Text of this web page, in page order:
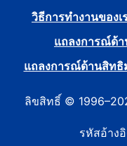
วิธีการทำงานของเ
แถลงการณ์ด้
แถลงการณ์ด้านสิท
ลิขสิทธิ์ ©
รหัสอ้าง